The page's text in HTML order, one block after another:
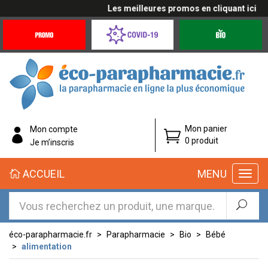
Les meilleures promos en cliquant ici
Offres
Coronavirus
éco-
parapharmacie.fr
éco-
parapharmacie.fr
Mon compte
Je m’inscris
Mon panier
0 produit
MENU
ACCUEIL
éco-parapharmacie.fr Parapharmacie Bio
Bébé
alimentation